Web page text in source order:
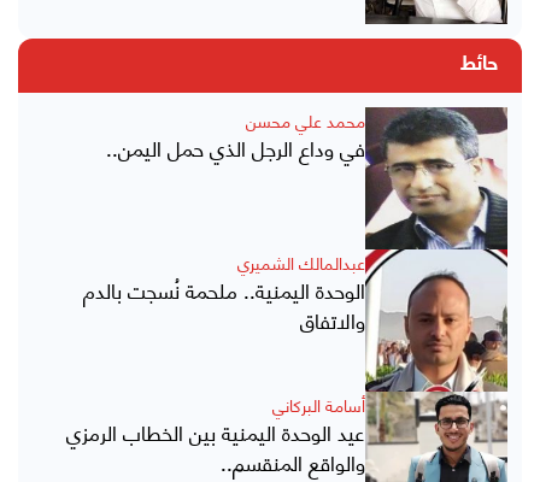
حائط
محمد علي محسن
في وداع الرجل الذي حمل اليمن..
عبدالمالك الشميري
الوحدة اليمنية.. ملحمة نُسجت بالدم
والاتفاق
أسامة البركاني
عيد الوحدة اليمنية بين الخطاب الرمزي
والواقع المنقسم..